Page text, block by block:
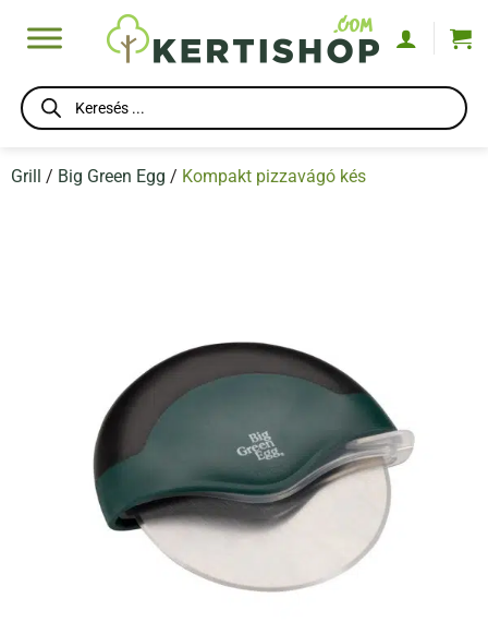
Products
search
Grill / Big Green Egg / Kompakt pizzavágó kés